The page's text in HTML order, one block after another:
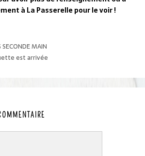
à La Passerelle pour le voir !
SECONDE MAIN
est arrivée